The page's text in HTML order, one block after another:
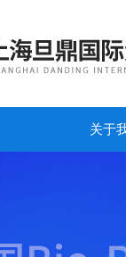
关于